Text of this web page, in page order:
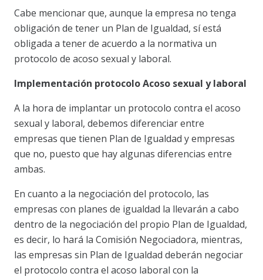
Cabe mencionar que, aunque la empresa no tenga
obligación de tener un Plan de Igualdad, sí está
obligada a tener de acuerdo a la normativa un
protocolo de acoso sexual y laboral.
Implementación protocolo Acoso sexual y laboral
A la hora de implantar un protocolo contra el acoso
sexual y laboral, debemos diferenciar entre
empresas que tienen Plan de Igualdad y empresas
que no, puesto que hay algunas diferencias entre
ambas.
En cuanto a la negociación del protocolo, las
empresas con planes de igualdad la llevarán a cabo
dentro de la negociación del propio Plan de Igualdad,
es decir, lo hará la Comisión Negociadora, mientras,
las empresas sin Plan de Igualdad deberán negociar
el protocolo contra el acoso laboral con la